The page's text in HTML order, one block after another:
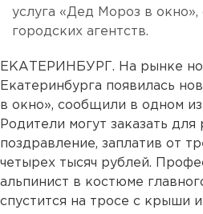
услуга «Дед Мороз в
городских агентств.
ЕКАТЕРИНБУРГ. На рынке
Екатеринбурга появилась
в окно», сообщили в одном из
Родители могут заказать
поздравление, заплатив от
четырех тысяч рублей.
альпинист в костюме
спустится на тросе с крыши и